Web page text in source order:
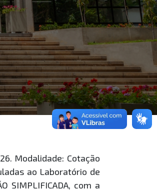
Modalidade: Cotação
ao Laboratório de
SIMPLIFICADA, com a